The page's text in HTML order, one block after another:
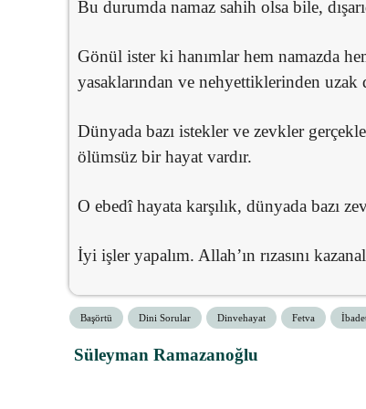
Bu durumda namaz sahih olsa bile,
Gönül ister ki hanımlar hem namazda
yasaklarından ve nehyettiklerinden
Dünyada bazı istekler ve zevkler
ölümsüz bir hayat vardır.
O ebedî hayata karşılık, dünyada bazı
İyi işler yapalım. Allah’ın rızasını
Başörtü Dini Sorular Dinvehayat Fetva
Süleyman Ramazanoğlu